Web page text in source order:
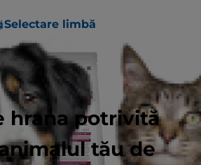
Selectare limbă
hrana potrivită
tău de